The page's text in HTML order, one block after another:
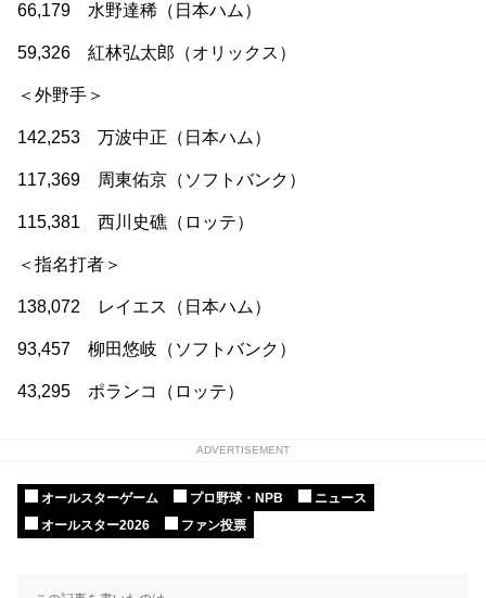
66,179 水野達稀（日本ハム）
59,326 紅林弘太郎（オリックス）
＜外野手＞
142,253 万波中正（日本ハム）
117,369 周東佑京（ソフトバンク）
115,381 西川史礁（ロッテ）
＜指名打者＞
138,072 レイエス（日本ハム）
93,457 柳田悠岐（ソフトバンク）
43,295 ポランコ（ロッテ）
ADVERTISEMENT
オールスターゲーム プロ野球・NPB
ニュース
オールスター2026
ファン投票